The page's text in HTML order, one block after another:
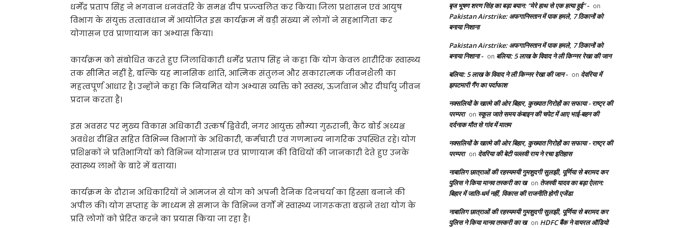
धर्मेंद्र प्रताप सिंह ने भगवान धनवंतरि के समक्ष दीप प्रज्ज्वलित कर किया। जिला प्रशासन एवं आयुष
विभाग के संयुक्त तत्वावधान में आयोजित इस कार्यक्रम में बड़ी संख्या में लोगों ने सहभागिता कर
योगासन एवं प्राणायाम का अभ्यास किया।
कार्यक्रम को संबोधित करते हुए जिलाधिकारी धर्मेंद्र प्रताप सिंह ने कहा कि योग केवल शारीरिक स्वास्थ्य
तक सीमित नहीं है, बल्कि यह मानसिक शांति, आत्मिक संतुलन और सकारात्मक जीवनशैली का
महत्वपूर्ण आधार है। उन्होंने कहा कि नियमित योग अभ्यास व्यक्ति को स्वस्थ, ऊर्जावान और दीर्घायु जीवन
प्रदान करता है।
इस अवसर पर मुख्य विकास अधिकारी उत्कर्ष द्विवेदी, नगर आयुक्त सौम्या गुरुरानी, कैंट बोर्ड अध्यक्ष
अवधेश दीक्षित सहित विभिन्न विभागों के अधिकारी, कर्मचारी एवं गणमान्य नागरिक उपस्थित रहे। योग
प्रशिक्षकों ने प्रतिभागियों को विभिन्न योगासन एवं प्राणायाम की विधियों की जानकारी देते हुए उनके
स्वास्थ्य लाभों के बारे में बताया।
कार्यक्रम के दौरान अधिकारियों ने आमजन से योग को अपनी दैनिक दिनचर्या का हिस्सा बनाने की
अपील की। योग सप्ताह के माध्यम से समाज के विभिन्न वर्गों में स्वास्थ्य जागरूकता बढ़ाने तथा योग के
प्रति लोगों को प्रेरित करने का प्रयास किया जा रहा है।
बृज भूषण शरण सिंह का बड़ा बयान: “मेरे हाथ से एक हत्या हुई” - on
Pakistan Airstrike: अफगानिस्तान में पाक हमले, 7 ठिकानों को
बनाया निशाना
Pakistan Airstrike: अफगानिस्तान में पाक हमले, 7 ठिकानों को
बनाया निशाना - on बलिया: 5 लाख के विवाद ने ली किन्नर रेखा की जान
बलिया: 5 लाख के विवाद ने ली किन्नर रेखा की जान - on देवरिया में
झपटमारी गैंग का पर्दाफाश
नक्सलियों के खात्मे की ओर बिहार, कुख्यात गिरोहों का सफाया - राष्ट्र की
परम्परा on स्कूल जाते समय कंबाइन की चपेट में आए भाई-बहन की
दर्दनाक मौत से गांव में मातम
नक्सलियों के खात्मे की ओर बिहार, कुख्यात गिरोहों का सफाया - राष्ट्र की
परम्परा on देवरिया की बेटी पल्लवी राय ने रचा इतिहास
नाबालिग छात्राओं की रहस्यमयी गुमशुदगी सुलझी, पूर्णिया से बरामद कर
पुलिस ने किया मानव तस्करी का ख on तेजस्वी यादव का बड़ा ऐलान:
बिहार में जाति-धर्म नहीं, विकास की राजनीति होगी एजेंडा
नाबालिग छात्राओं की रहस्यमयी गुमशुदगी सुलझी, पूर्णिया से बरामद कर
पुलिस ने किया मानव तस्करी का ख on HDFC बैंक ने वायरल ऑडियो